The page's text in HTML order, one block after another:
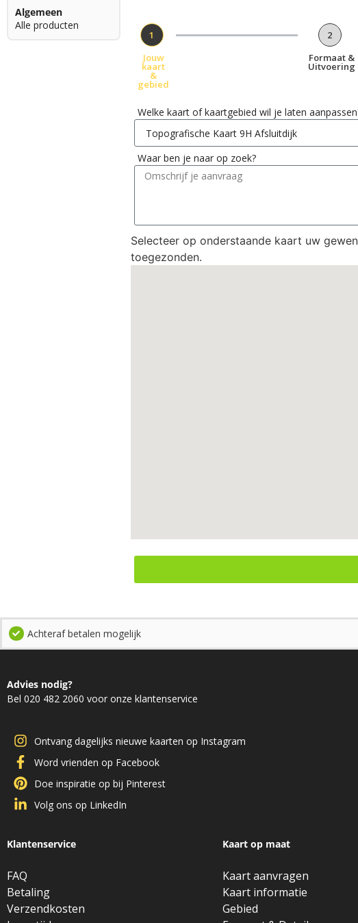
Algemeen
Alle producten
1
Jouw
kaart
&
gebied
2
Formaat &
Uitvoering
Welke kaart of kaartgebied wil je laten
Waar ben je naar op zoek?
Selecteer op onderstaande kaart uw
toegezonden.
Achteraf betalen mogelijk
Advies nodig?
Bel 020 482 2060 voor onze klantenservice
Ontvang dagelijks nieuwe kaarten op Instagram
Word vrienden op Facebook
Doe inspiratie op bij Pinterest
Volg ons op LinkedIn
Klantenservice
FAQ
Betaling
Verzendkosten
Kaart op maat
Kaart aanvragen
Kaart informatie
Gebied